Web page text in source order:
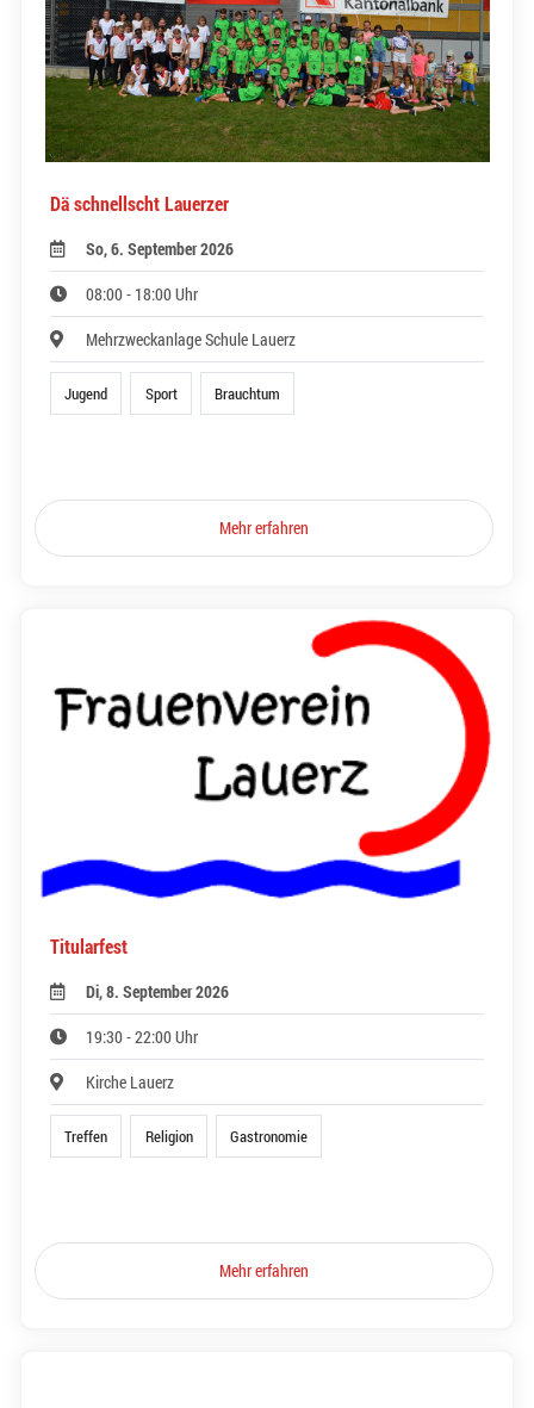
Dä schnellscht Lauerzer
So, 6. September 2026
08:00 - 18:00 Uhr
Mehrzweckanlage Schule Lauerz
Jugend Sport Brauchtum
Mehr erfahren
Titularfest
Di, 8. September 2026
19:30 - 22:00 Uhr
Kirche Lauerz
Treffen Religion Gastronomie
Mehr erfahren